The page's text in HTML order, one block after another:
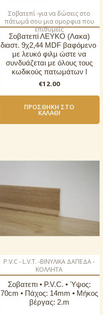
Σοβατεπί -για να δώσεις στο
πάτωμά σου μια ομορφια που
επιθυμείς
Σοβατεπί ΛΕΥΚΟ (Λακα)
διαστ. 9χ2,44 MDF βαφόμενο
με λευκό φιλμ ώστε να
συνδυάζεται με όλους τους
κωδικούς πατωμάτων l
€12.00
ΠΡΟΣΘΉΚΗ ΣΤΟ
ΚΑΛΆΘΙ
P.V.C - L.V.T. -ΒΙΝΥΛΙΚΑ ΔΑΠΕΔΑ -
ΚΟΛΛΗΤΑ
Σοβατεπι • P.V.C. • Ύψος:
70cm • Πάχος: 14mm • Μήκος
βέργας: 2.m